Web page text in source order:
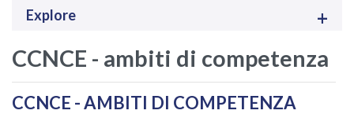
Explore
CCNCE - ambiti di competenza
CCNCE - AMBITI DI COMPETENZA